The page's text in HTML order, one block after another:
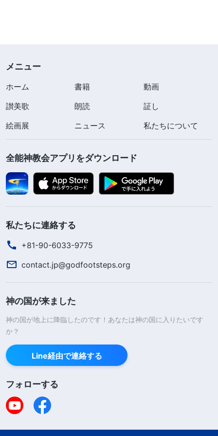
識別力のない一握りの人々をひそかに騙すことしか
できません。したがって、真のキリストと偽キリス
トを見分けるためには、まずその本質を見分けなけ
が、人類を救い養うための真理を表すことができま
も、どんなに能力があっても、それができません。
悪霊と悪魔は、真理を表し、人を救う働きを行うこ
とができません。ただ人を騙して堕落させることし
かできないのです。したがって、真のキリストと偽
キリストを見分けるためには、キリストが真理であ
り、道であり、いのちであることを認識しなければ
スが言われた通りです。「わたしは道であり、真理
らは「小羊の行く所へは、どこへでもついて行く
（ヨハネの黙示録 14:4）。
真のキリストと偽キリストを見分け
る2つ目の方法：神の働きは常に新し
り返さない
ご存知のとおり、神は常に新しく、古びること
メニュー
ホーム 書籍
動画
讃美歌
朗読
証し
絵画展
ニュース 私たちについて
全能神教会アプリをダウンロード
私たちに連絡する
+81-90-6033-9775
contact.jp@godfootsteps.org
神の国が来ました
神の国が地上に降臨したのです！あなたは神の国に入りたいです
か？
Line経由で連絡する
フォローする